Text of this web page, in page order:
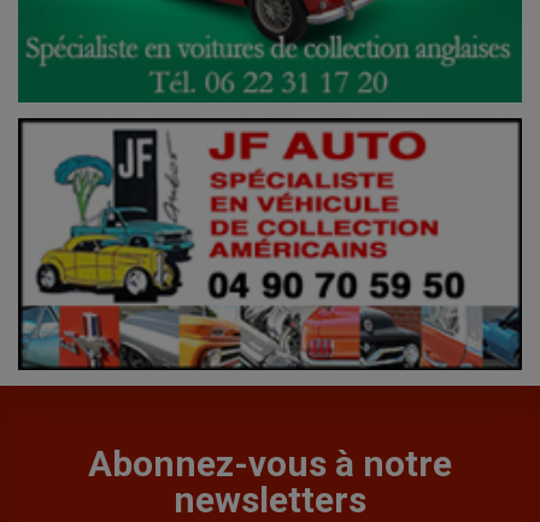
Abonnez-vous à notre
newsletters